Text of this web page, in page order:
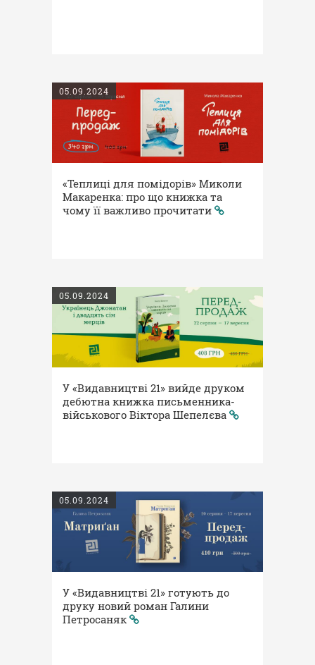
05.09.2024
«Теплиці для помідорів» Миколи
Макаренка: про що книжка та
чому її важливо прочитати
05.09.2024
У «Видавництві 21» вийде друком
дебютна книжка письменника-
військового Віктора Шепелєва
05.09.2024
У «Видавництві 21» готують до
друку новий роман Галини
Петросаняк